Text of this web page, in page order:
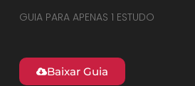
GUIA PARA APENAS 1 ESTUDO
Baixar Guia